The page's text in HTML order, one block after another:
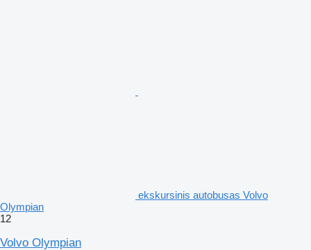
ekskursinis autobusas Volvo
Olympian
12
Volvo Olympian